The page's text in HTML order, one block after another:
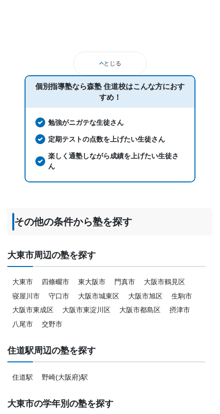
とじる
個別指導塾なら森塾 住道校はこんな方におす
すめ！
勉強がニガテな生徒さん
定期テストの点数を上げたい生徒さん
楽しく通塾しながら成績を上げたい生徒さ
ん
その他の条件から塾を探す
大東市周辺の塾を探す
大東市 四條畷市 東大阪市 門真市
大阪市鶴見区
寝屋川市
守口市 大阪市城東区 大阪市旭区
生駒市
大阪市東成区
大阪市東淀川区 大阪市都島区
摂津市
八尾市
交野市
住道駅周辺の塾を探す
住道駅 野崎(大阪府)駅
大東市の学年別の塾を探す